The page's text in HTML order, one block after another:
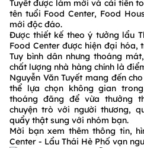
Tuyết được làm mới và cải tiến
tên tuổi Food Center, Food
mới độc đáo.
Được thiết kế theo ý tưởng lẩu
Food Center được hiện đại hóa,
Tuy bình dân nhưng thoáng
chất lượng nhà hàng chính là
Nguyễn Văn Tuyết mang đến
thể lựa chọn không gian
thoáng đãng để vừa thưởng
chuyện trò với người thương,
quẩy thật sung với nhóm bạn.
Mời bạn xem thêm thông tin,
Center - Lẩu Thái Hè Phố vạn